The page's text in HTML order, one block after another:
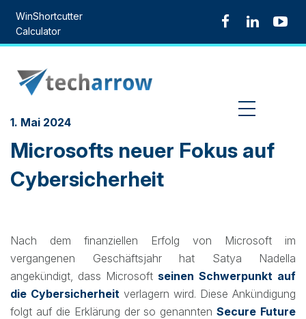
content
WinShortcutter
Calculator
1. Mai 2024
Microsofts neuer Fokus auf
Cybersicherheit
Nach dem finanziellen Erfolg von Microsoft im
vergangenen Geschäftsjahr hat Satya Nadella
angekündigt, dass Microsoft seinen Schwerpunkt auf
die Cybersicherheit verlagern wird. Diese Ankündigung
folgt auf die Erklärung der so genanntenSecure Future